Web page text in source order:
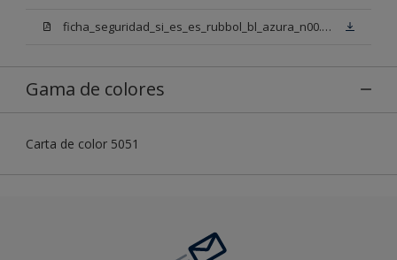
ficha_seguridad_si_es_es_rubbol_bl_azura_n00.pdf
Gama de colores
Carta de color 5051